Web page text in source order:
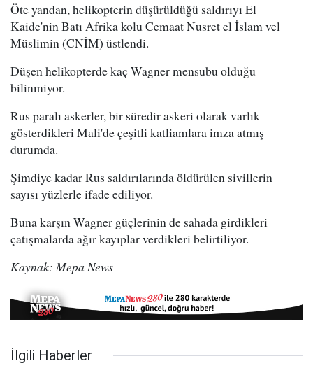
Öte yandan, helikopterin düşürüldüğü saldırıyı El
Kaide'nin Batı Afrika kolu Cemaat Nusret el İslam vel
Müslimin (CNİM) üstlendi.
Düşen helikopterde kaç Wagner mensubu olduğu
bilinmiyor.
Rus paralı askerler, bir süredir askeri olarak varlık
gösterdikleri Mali'de çeşitli katliamlara imza atmış
durumda.
Şimdiye kadar Rus saldırılarında öldürülen sivillerin
sayısı yüzlerle ifade ediliyor.
Buna karşın Wagner güçlerinin de sahada girdikleri
çatışmalarda ağır kayıplar verdikleri belirtiliyor.
Kaynak: Mepa News
İlgili Haberler